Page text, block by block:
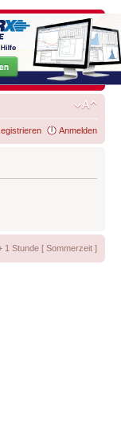
Anmelden
1 Stunde [ Sommerzeit ]